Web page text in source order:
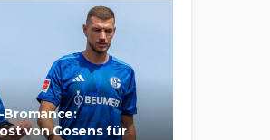
Bromance:
von Gosens für